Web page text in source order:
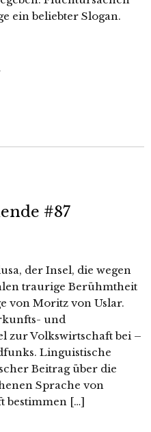
ein beliebter Slogan.
#87
der Insel, die wegen
traurige Berühmtheit
von Moritz von Uslar.
und
zur Volkswirtschaft bei –
Linguistische
Beitrag über die
Sprache von
bestimmen […]